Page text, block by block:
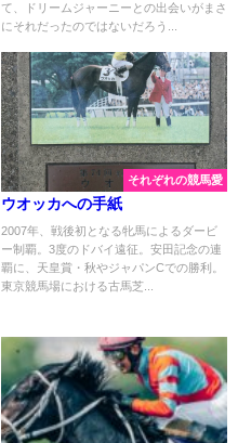
て、ドリームジャーニーとの出会いがまさ
にそれだったのではないだろう...
それぞれの競馬愛
ウオッカへの手紙
2007年、戦後初となる牝馬によるダービ
ー制覇。3度のドバイ遠征。安田記念の連
覇に、天皇賞・秋やジャパンCでの勝利。
東京競馬場における古馬芝...